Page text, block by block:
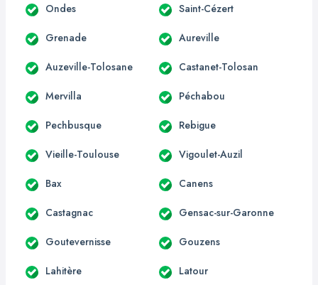
Ondes Saint-Cézert
Grenade Aureville
Auzeville-Tolosane Castanet-Tolosan
Mervilla Péchabou
Pechbusque Rebigue
Vieille-Toulouse Vigoulet-Auzil
Bax Canens
Castagnac Gensac-sur-Garonne
Goutevernisse Gouzens
Lahitère Latour